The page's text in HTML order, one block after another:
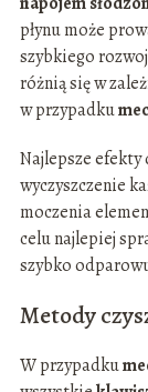
płynu może
szybkiego
różnią się w
w przypadku
Najlepsze efekty
wyczyszczenie
moczenia
celu najlepiej
szybko
Metody
W przypadku